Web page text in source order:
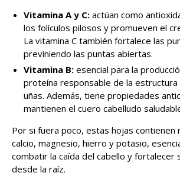
Vitamina A y C: actúan como
los folículos pilosos y promueven el
La vitamina C también fortalece las
previniendo las puntas abiertas.
Vitamina B: esencial para la
proteína responsable de la estructura
uñas. Además, tiene propiedades
mantienen el cuero cabelludo
Por si fuera poco, estas hojas contienen
calcio, magnesio, hierro y potasio,
combatir la caída del cabello y fortalecer
desde la raíz.